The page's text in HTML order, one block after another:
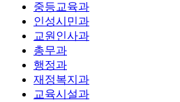
중등교육과
인성시민과
교원인사과
총무과
행정과
재정복지과
교육시설과